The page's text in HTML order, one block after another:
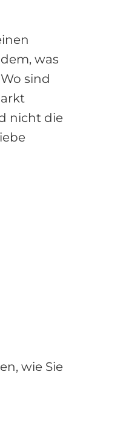
was
sind
nicht die
wie Sie